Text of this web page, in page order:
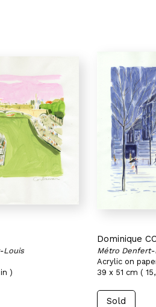
Louis
)
Dominique
Métro
Acrylic on
39 x 51 cm (
Sold